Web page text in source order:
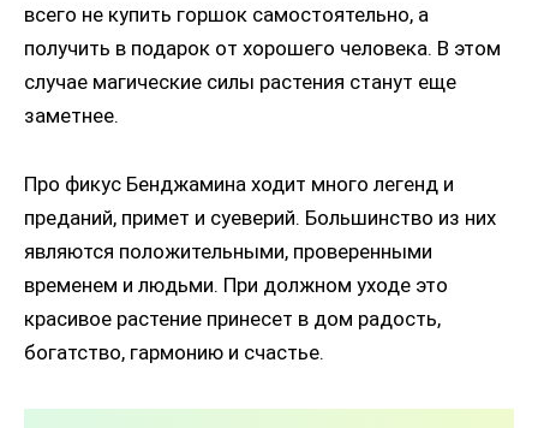
всего не купить горшок самостоятельно, а
получить в подарок от хорошего человека. В этом
случае магические силы растения станут еще
заметнее.
Про фикус Бенджамина ходит много легенд и
преданий, примет и суеверий. Большинство из них
являются положительными, проверенными
временем и людьми. При должном уходе это
красивое растение принесет в дом радость,
богатство, гармонию и счастье.